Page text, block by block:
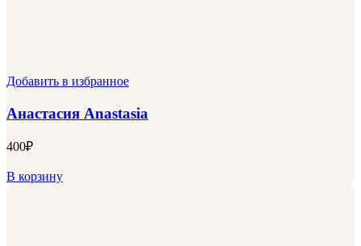
Добавить в избранное
Анастасия Anastasia
400₽
В корзину